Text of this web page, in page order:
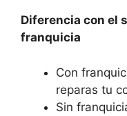
Diferencia con el
franquicia
Con
reparas tu
Sin